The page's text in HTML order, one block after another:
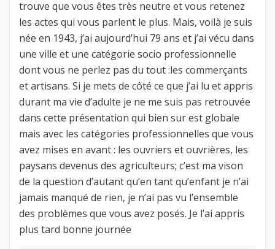
trouve que vous êtes très neutre et vous retenez
les actes qui vous parlent le plus. Mais, voilà je suis
née en 1943, j’ai aujourd’hui 79 ans et j’ai vécu dans
une ville et une catégorie socio professionnelle
dont vous ne perlez pas du tout :les commerçants
et artisans. Si je mets de côté ce que j’ai lu et appris
durant ma vie d’adulte je ne me suis pas retrouvée
dans cette présentation qui bien sur est globale
mais avec les catégories professionnelles que vous
avez mises en avant : les ouvriers et ouvrières, les
paysans devenus des agriculteurs; c’est ma vison
de la question d’autant qu’en tant qu’enfant je n’ai
jamais manqué de rien, je n’ai pas vu l’ensemble
des problèmes que vous avez posés. Je l’ai appris
plus tard bonne journée